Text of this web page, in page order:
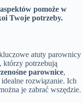
pomoże w
Twoje potrzeby.
atuty parownicy
którzy potrzebują
parownice,
idealne rozwiązanie. Ich
je zabrać wszędzie.